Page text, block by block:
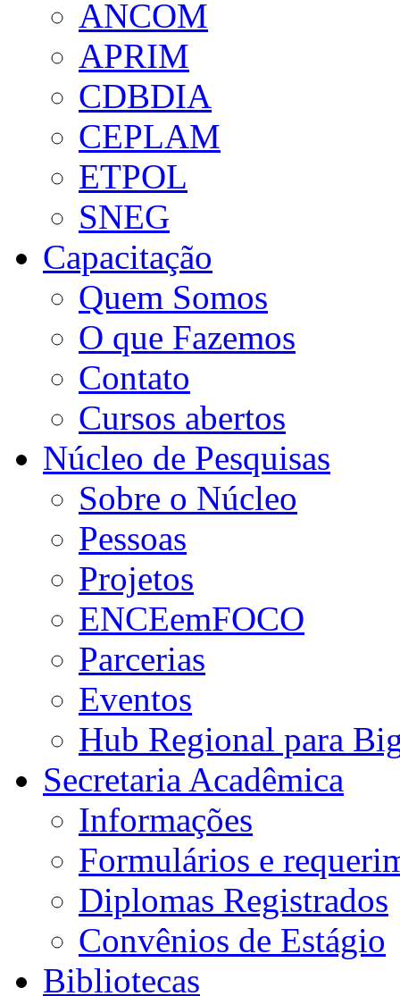
ANCOM
APRIM
CDBDIA
CEPLAM
ETPOL
SNEG
Capacitação
Quem Somos
O que Fazemos
Contato
Cursos abertos
Núcleo de Pesquisas
Sobre o Núcleo
Pessoas
Projetos
ENCEemFOCO
Parcerias
Eventos
Hub Regional para
Secretaria Acadêmica
Informações
Formulários e
Diplomas Registrados
Convênios de Estágio
Bibliotecas